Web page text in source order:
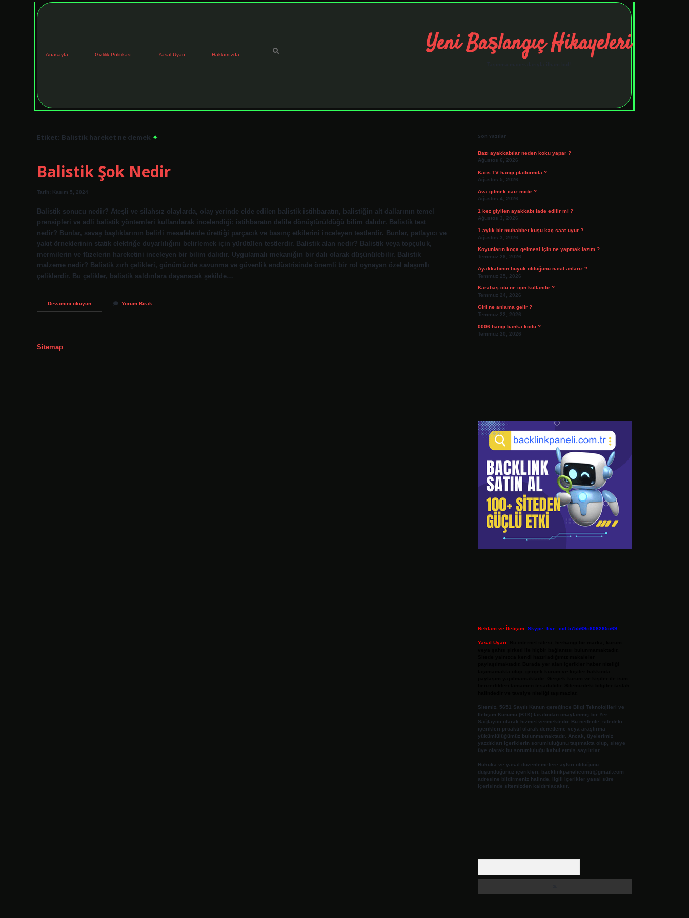
Anasayfa Gizlilik Politikası Yasal Uyarı Hakkımızda Yeni Başlangıç Hikayeleri
Etiket: Balistik hareket ne demek
Balistik Şok Nedir
Tarih: Kasım 5, 2024
Balistik sonucu nedir? Ateşli ve silahsız olaylarda, olay yerinde elde edilen balistik istihbaratın, balistiğin alt dallarının temel
prensipleri ve adli balistik yöntemleri kullanılarak incelendiği; istihbaratın delile dönüştürüldüğü bilim dalıdır. Balistik test
nedir? Bunlar, savaş başlıklarının belirli mesafelerde ürettiği parçacık ve basınç etkilerini inceleyen testlerdir. Bunlar, patlayıcı ve
yakıt örneklerinin statik elektriğe duyarlılığını belirlemek için yürütülen testlerdir. Balistik alan nedir? Balistik veya topçuluk,
mermilerin ve füzelerin hareketini inceleyen bir bilim dalıdır. Uygulamalı mekaniğin bir dalı olarak düşünülebilir. Balistik
malzeme nedir? Balistik zırh çelikleri, günümüzde savunma ve güvenlik endüstrisinde önemli bir rol oynayan özel alaşımlı
çeliklerdir. Bu çelikler, balistik saldırılara dayanacak şekilde…
Devamını okuyunBalistik
Şok
Yorum Bırak
Sitemap
Son Yazılar
Bazı ayakkabılar neden koku yapar ?
Ağustos 6, 2026
Kaos TV hangi platformda ?
Ağustos 5, 2026
Ava gitmek caiz midir ?
Ağustos 4, 2026
1 kez giyilen ayakkabı iade edilir mi ?
Ağustos 3, 2026
1 aylık bir muhabbet kuşu kaç saat uyur ?
Ağustos 3, 2026
Koyunların koça gelmesi için ne yapmak lazım ?
Temmuz 26, 2026
Ayakkabının büyük olduğunu nasıl anlarız ?
Temmuz 25, 2026
Karabaş otu ne için kullanılır ?
Temmuz 24, 2026
Girl ne anlama gelir ?
Temmuz 22, 2026
0006 hangi banka kodu ?
Temmuz 20, 2026
Reklam ve İletişim: Skype: live:.cid.575569c608265c69
Yasal Uyarı:
Sitemiz, 5651 Sayılı Kanun gereğince Bilgi Teknolojileri ve
İletişim Kurumu (BTK) tarafından onaylanmış bir Yer
Sağlayıcı olarak hizmet vermektedir. Bu nedenle, sitedeki
içerikleri proaktif olarak denetleme veya araştırma
yükümlülüğümüz bulunmamaktadır. Ancak, üyelerimiz
yazdıkları içeriklerin sorumluluğunu taşımakta olup, siteye
üye olarak bu sorumluluğu kabul etmiş sayılırlar.
Hukuka ve yasal düzenlemelere aykırı olduğunu
düşündüğünüz içerikleri,
backlinkpanelicomtr@gmail.com
adresine bildirmeniz halinde, ilgili içerikler yasal süre
içerisinde sitemizden kaldırılacaktır.
tulipbetelexbett.net